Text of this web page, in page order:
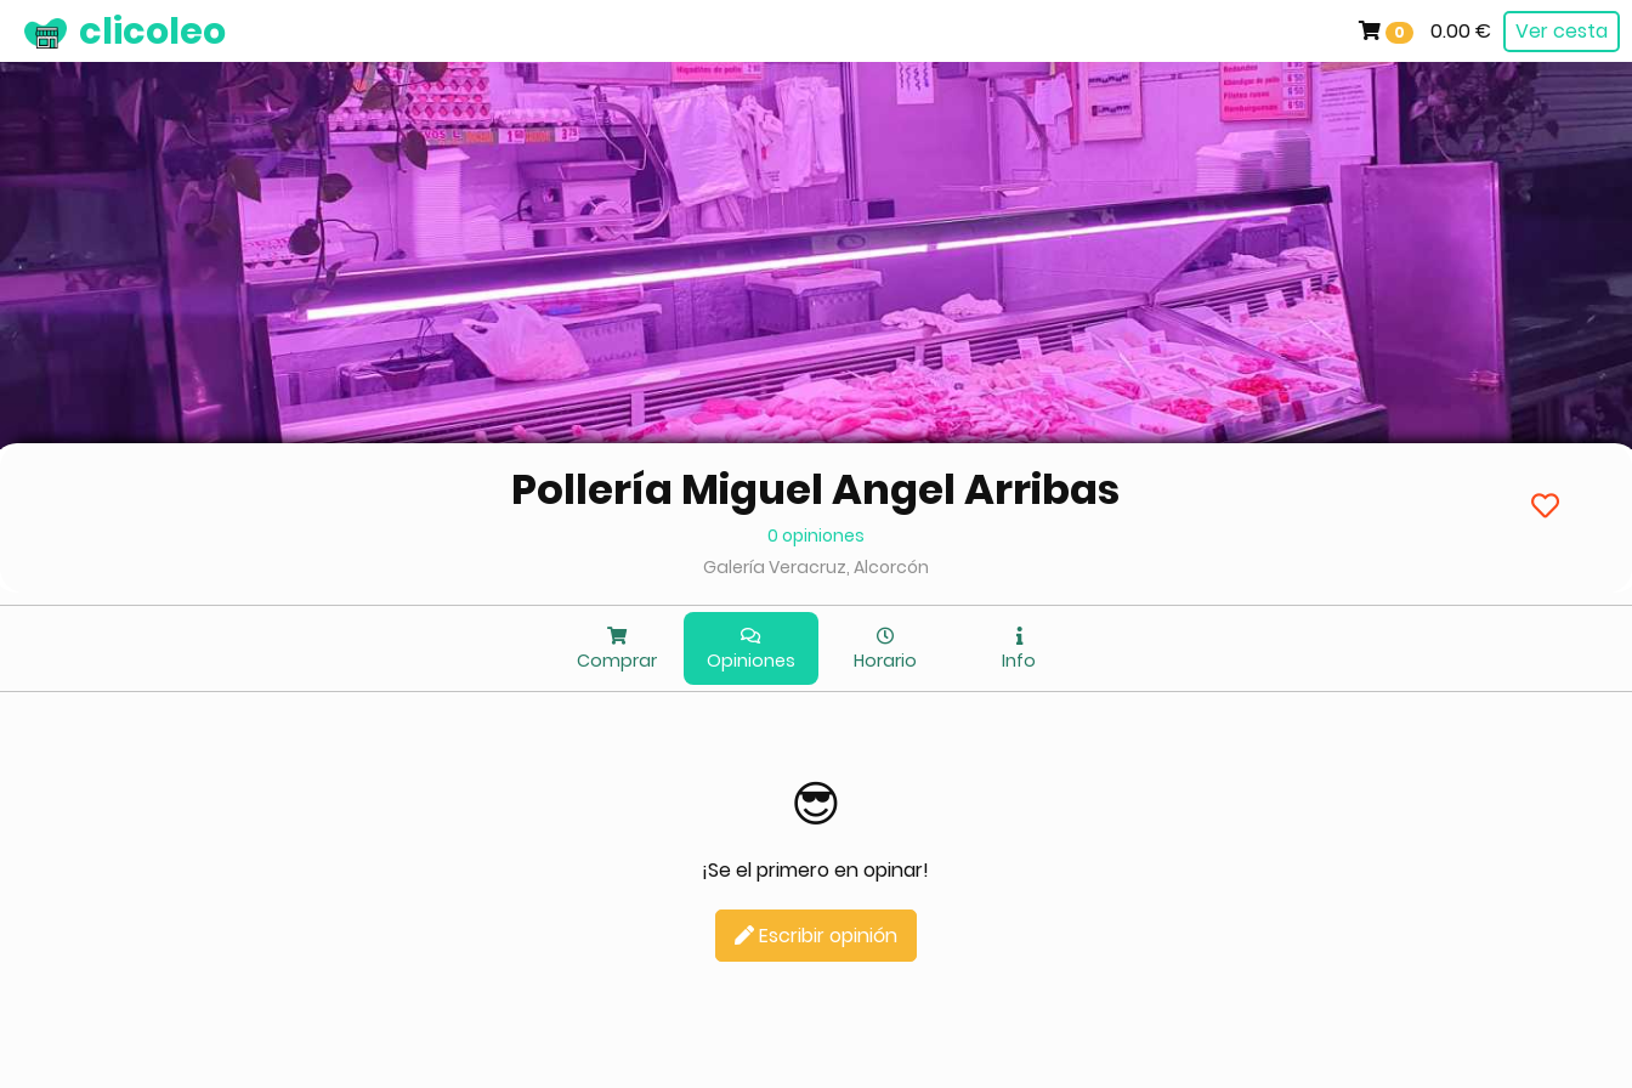
clicoleo 0 0.00 € Ver cesta
Pollería Miguel Angel Arribas
0 opiniones
Galería Veracruz, Alcorcón
Comprar Opiniones Horario Info
😎
¡Se el primero en opinar!
Escribir opinión